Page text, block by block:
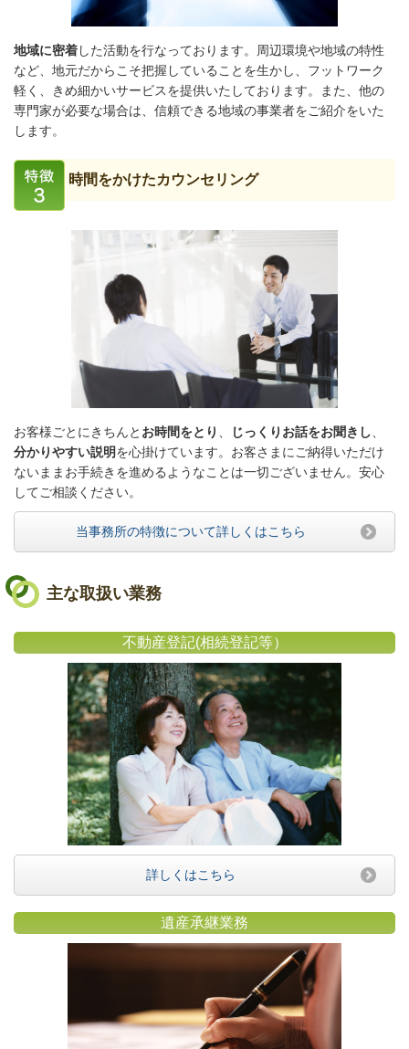
地域に密着した活動を行なっております。周辺環境や地域の特性
など、地元だからこそ把握していることを生かし、フットワーク
軽く、きめ細かいサービスを提供いたしております。また、他の
専門家が必要な場合は、信頼できる地域の事業者をご紹介をいた
します。
時間をかけたカウンセリング
お客様ごとにきちんと お時間をとり じっくりお話をお聞きし
分かりやすい説明を心掛けています。お客さまにご納得いただけ
ないままお手続きを進めるようなことは一切ございません。安心
してご相談ください。
当事務所の特徴について詳しくはこちら
主な取扱い業務
不動産登記(相続登記等）
詳しくはこちら
遺産承継業務